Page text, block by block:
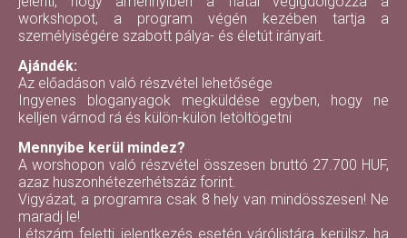
workshopot, a program végén kezében tartja a
személyiségére szabott pálya- és életút irányait.
Ajándék:
Az előadáson való részvétel lehetősége
Ingyenes bloganyagok megküldése egyben, hogy ne
kelljen várnod rá és külön-külön letöltögetni
Mennyibe kerül mindez?
A worshopon való részvétel összesen bruttó 27.700 HUF,
azaz huszonhétezerhétszáz forint.
Vigyázat, a programra csak 8 hely van mindösszesen! Ne
maradj le!
Létszám feletti jelentkezés esetén várólistára kerülsz, ha